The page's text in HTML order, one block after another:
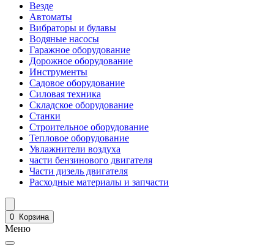
Везде
Автоматы
Вибраторы и булавы
Водяные насосы
Гаражное оборудование
Дорожное оборудование
Инструменты
Садовое оборудование
Силовая техника
Складское оборудование
Станки
Строительное оборудование
Тепловое оборудование
Увлажнители воздуха
части бензинового двигателя
Части дизель двигателя
Расходные материалы и запчасти
0 Корзина
Меню